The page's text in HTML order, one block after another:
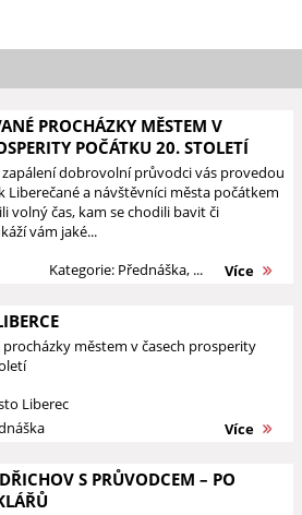
PROCHÁZKY MĚSTEM V
POČÁTKU 20. STOLETÍ
zapálení dobrovolní průvodci vás provedou
Liberečané a návštěvníci města počátkem
volný čas, kam se chodili bavit či
vám jaké...
Kategorie: Přednáška, ... Více
městem v časech prosperity
Liberec
Více
S PRŮVODCEM – PO